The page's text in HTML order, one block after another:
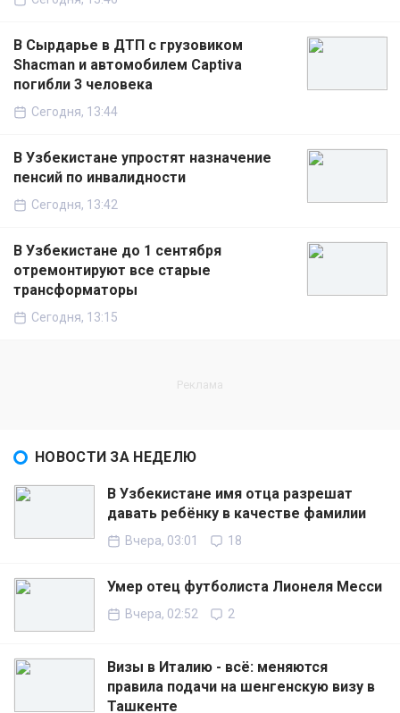
В Сырдарье в ДТП с грузовиком
Shacman и автомобилем Captiva
погибли 3 человека
Сегодня, 13:44
В Узбекистане упростят назначение
пенсий по инвалидности
Сегодня, 13:42
В Узбекистане до 1 сентября
отремонтируют все старые
трансформаторы
Сегодня, 13:15
НОВОСТИ ЗА НЕДЕЛЮ
В Узбекистане имя отца разрешат
давать ребёнку в качестве фамилии
Вчера, 03:01 18
Умер отец футболиста Лионеля Месси
Вчера, 02:52 2
Визы в Италию - всё: меняются
правила подачи на шенгенскую визу в
Ташкенте